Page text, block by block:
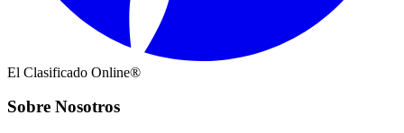
El Clasificado Online®
Sobre Nosotros